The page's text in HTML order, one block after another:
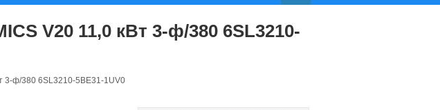
V20 11,0 кВт 3-ф/380 6SL3210-
3-ф/380 6SL3210-5BE31-1UV0